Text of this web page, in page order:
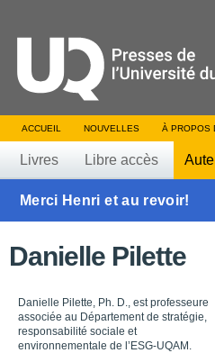
ACCUEIL NOUVELLES À PROPOS
Livres Libre accès
Merci Henri et au revoir!
Danielle Pilette
Danielle Pilette, Ph. D., est professeure
associée au Département de stratégie,
responsabilité sociale et
environnementale de l’ESG-UQAM.